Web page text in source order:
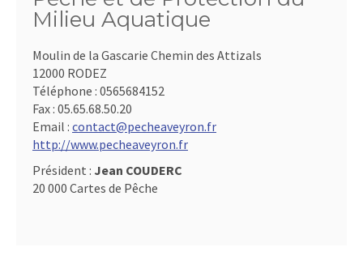
Milieu Aquatique
Moulin de la Gascarie Chemin des Attizals
12000 RODEZ
Téléphone : 0565684152
Fax : 05.65.68.50.20
Email : contact@pecheaveyron.fr
http://www.pecheaveyron.fr
Président : Jean COUDERC
20 000 Cartes de Pêche